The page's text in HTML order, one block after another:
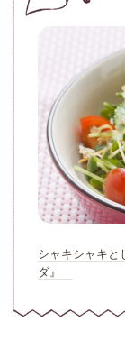
シャキシャキ
ダ』